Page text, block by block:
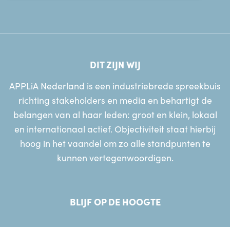
DIT ZIJN WIJ
APPLiA Nederland is een industriebrede spreekbuis
richting stakeholders en media en behartigt de
belangen van al haar leden: groot en klein, lokaal
en internationaal actief. Objectiviteit staat hierbij
hoog in het vaandel om zo alle standpunten te
kunnen vertegenwoordigen.
BLIJF OP DE HOOGTE